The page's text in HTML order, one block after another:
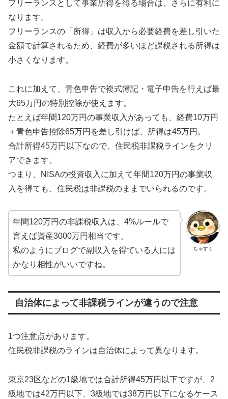
フリーランスとして事業所得を得る場合は、さらに有利に
なります。
フリーランスの「所得」は収入から必要経費を差し引いた
金額で計算されるため、経費が多いほど課税される所得は
小さくなります。
これに加えて、青色申告で複式簿記・電子申告を行えば最
大65万円の特別控除が使えます。
たとえば年間120万円の事業収入があっても、経費10万円
＋青色申告控除65万円を差し引けば、所得は45万円。
合計所得45万円以下なので、住民税非課税ラインをクリ
アできます。
つまり、NISAの投資収入に加えて年間120万円の事業収
入を得ても、住民税は非課税のままでいられるのです。
ちゃすく
年間120万円の非課税収入は、4%ルールで
言えば資産3000万円相当です。
私のようにブログで副収入を得ている人には
かなり相性がいいですね。
自治体によって非課税ラインが違うので注意
1つ注意点があります。
住民税非課税のラインは自治体によって異なります。
東京23区などの1級地では合計所得45万円以下ですが、2
級地では42万円以下、3級地では38万円以下になるケース